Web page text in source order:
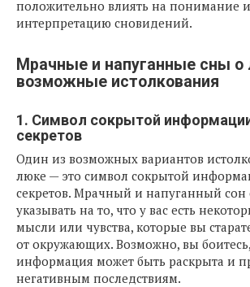
положительно влиять на понимание и
интерпретацию сновидений.
Мрачные и напуганные сны о
возможные истолкования
1. Символ сокрытой
секретов
Один из возможных вариантов
люке — это символ сокрытой
секретов. Мрачный и напуганный
указывать на то, что у вас есть
мысли или чувства, которые вы
от окружающих. Возможно, вы боитесь,
информация может быть раскрыта и
негативным последствиям.